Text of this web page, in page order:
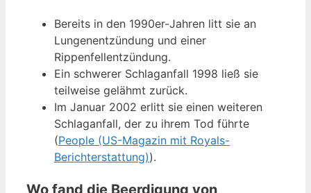
Bereits in den 1990er-Jahren litt sie an
Lungenentzündung und einer
Rippenfellentzündung.
Ein schwerer Schlaganfall 1998 ließ sie
teilweise gelähmt zurück.
Im Januar 2002 erlitt sie einen weiteren
Schlaganfall, der zu ihrem Tod führte
(People (US-Magazin mit Royals-
Berichterstattung)).
Wo fand die Beerdigung von